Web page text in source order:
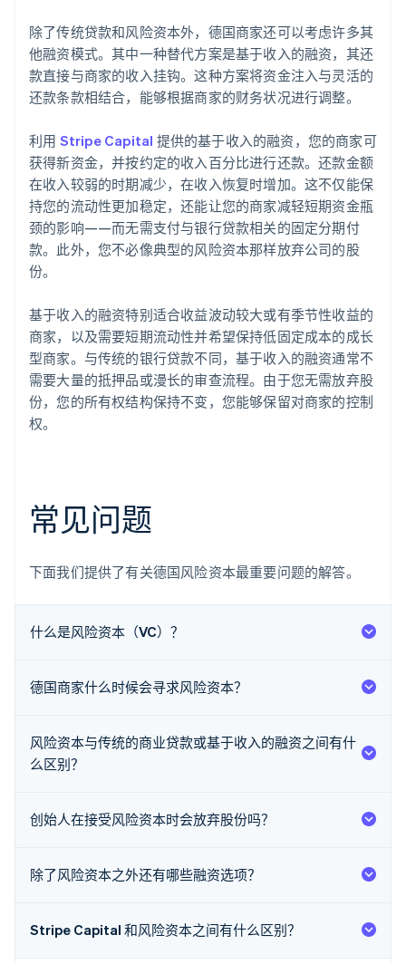
除了传统贷款和风险资本外，德国商家还可以考虑许多其
他融资模式。其中一种替代方案是基于收入的融资，其还
款直接与商家的收入挂钩。这种方案将资金注入与灵活的
还款条款相结合，能够根据商家的财务状况进行调整。
利用 Stripe Capital 提供的基于收入的融资，您的商家可
获得新资金，并按约定的收入百分比进行还款。还款金额
在收入较弱的时期减少，在收入恢复时增加。这不仅能保
持您的流动性更加稳定，还能让您的商家减轻短期资金瓶
颈的影响——而无需支付与银行贷款相关的固定分期付
款。此外，您不必像典型的风险资本那样放弃公司的股
份。
基于收入的融资特别适合收益波动较大或有季节性收益的
商家，以及需要短期流动性并希望保持低固定成本的成长
型商家。与传统的银行贷款不同，基于收入的融资通常不
需要大量的抵押品或漫长的审查流程。由于您无需放弃股
份，您的所有权结构保持不变，您能够保留对商家的控制
权。
常见问题
下面我们提供了有关德国风险资本最重要问题的解答。
什么是风险资本（VC）？
德国商家什么时候会寻求风险资本？
风险资本与传统的商业贷款或基于收入的融资之间有什
么区别？
创始人在接受风险资本时会放弃股份吗？
除了风险资本之外还有哪些融资选项？
Stripe Capital 和风险资本之间有什么区别？
阿联酋
English
爱沙尼亚
DeutschEnglish
巴西